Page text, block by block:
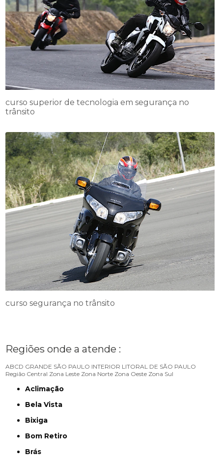
curso superior de tecnologia em segurança no
trânsito
curso segurança no trânsito
Regiões onde a atende :
ABCD GRANDE SÃO PAULO INTERIOR LITORAL DE SÃO PAULO
Região Central Zona Leste Zona Norte Zona Oeste Zona Sul
Aclimação
Bela Vista
Bixiga
Bom Retiro
Brás